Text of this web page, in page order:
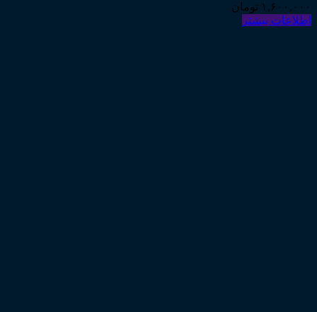
۱,۶۰۰,۰۰۰ تومان
اطلاعات بیشتر